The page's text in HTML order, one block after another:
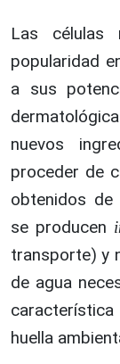
Las células
popularidad
a sus
nuevos
proceder de
obtenidos de
se producen
transporte) y
de agua
característica
huella